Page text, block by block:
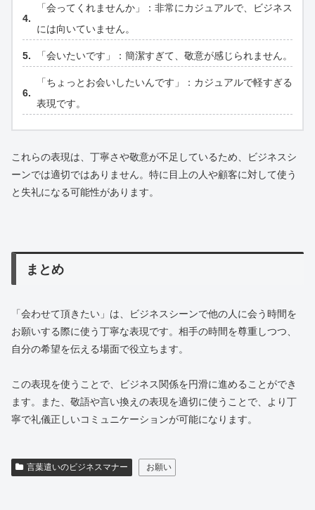
「会ってくれませんか」：非常にカジュアルで、ビジネス
には向いていません。
「会いたいです」：簡潔すぎて、敬意が感じられません。
「ちょっとお会いしたいんです」：カジュアルで軽すぎる
表現です。
これらの表現は、丁寧さや敬意が不足しているため、ビジネスシ
ーンでは適切ではありません。特に目上の人や顧客に対して使う
と失礼になる可能性があります。
まとめ
「会わせて頂きたい」は、ビジネスシーンで他の人に会う時間を
お願いする際に使う丁寧な表現です。相手の時間を尊重しつつ、
自分の希望を伝える場面で役立ちます。
この表現を使うことで、ビジネス関係を円滑に進めることができ
ます。また、敬語や言い換えの表現を適切に使うことで、より丁
寧で礼儀正しいコミュニケーションが可能になります。
言葉遣いのビジネスマナー お願い